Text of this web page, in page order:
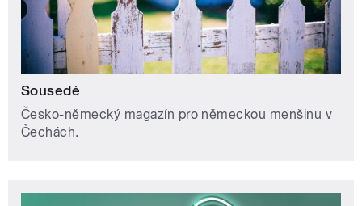
Sousedé
Česko-německý magazín pro německou menšinu v
Čechách.